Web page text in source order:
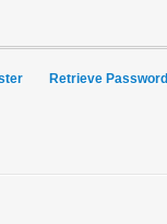
Retrieve Password